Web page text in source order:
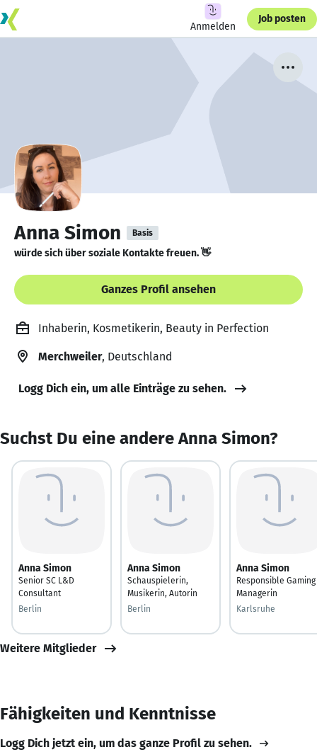
Anmelden
Job posten
Anna Simon Basis
würde sich über soziale Kontakte freuen. 👋
Ganzes Profil ansehen
Inhaberin, Kosmetikerin, Beauty in Perfection
Merchweiler, Deutschland
Logg Dich ein, um alle Einträge zu sehen.
Suchst Du eine andere Anna Simon?
Anna Simon
Senior SC L&D
Consultant
Berlin
Anna Simon
Schauspielerin,
Musikerin, Autorin
Berlin
Anna Simon
Responsible Gaming
Managerin
Karlsruhe
Weitere Mitglieder
Fähigkeiten und Kenntnisse
Logg Dich jetzt ein, um das ganze Profil zu sehen.